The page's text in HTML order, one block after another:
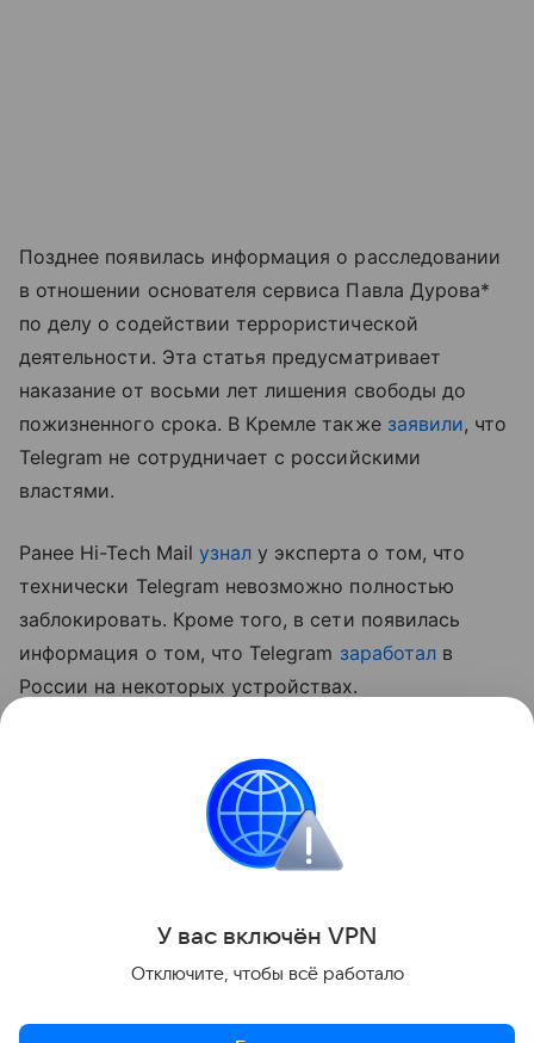
Позднее появилась информация о расследовании
в отношении основателя сервиса Павла Дурова*
по делу о содействии террористической
деятельности. Эта статья предусматривает
наказание от восьми лет лишения свободы до
пожизненного срока. В Кремле также заявили, что
Telegram не сотрудничает с российскими
властями.
Ранее Hi-Tech Mail узнал у эксперта о том, что
технически Telegram невозможно полностью
заблокировать. Кроме того, в сети появилась
информация о том, что Telegram заработалв
России на некоторых устройствах.
Росфинмониторинга
Telegram Сбои
Поделиться
У вас включён VPN
Отключите, чтобы всё работало